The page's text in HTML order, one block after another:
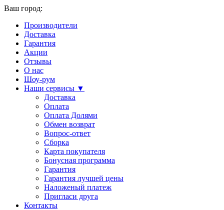
Ваш город:
Производители
Доставка
Гарантия
Акции
Отзывы
О нас
Шоу-рум
Наши сервисы ▼
Доставка
Оплата
Оплата Долями
Обмен возврат
Вопрос-ответ
Сборка
Карта покупателя
Бонусная программа
Гарантия
Гарантия лучшей цены
Наложеный платеж
Пригласи друга
Контакты